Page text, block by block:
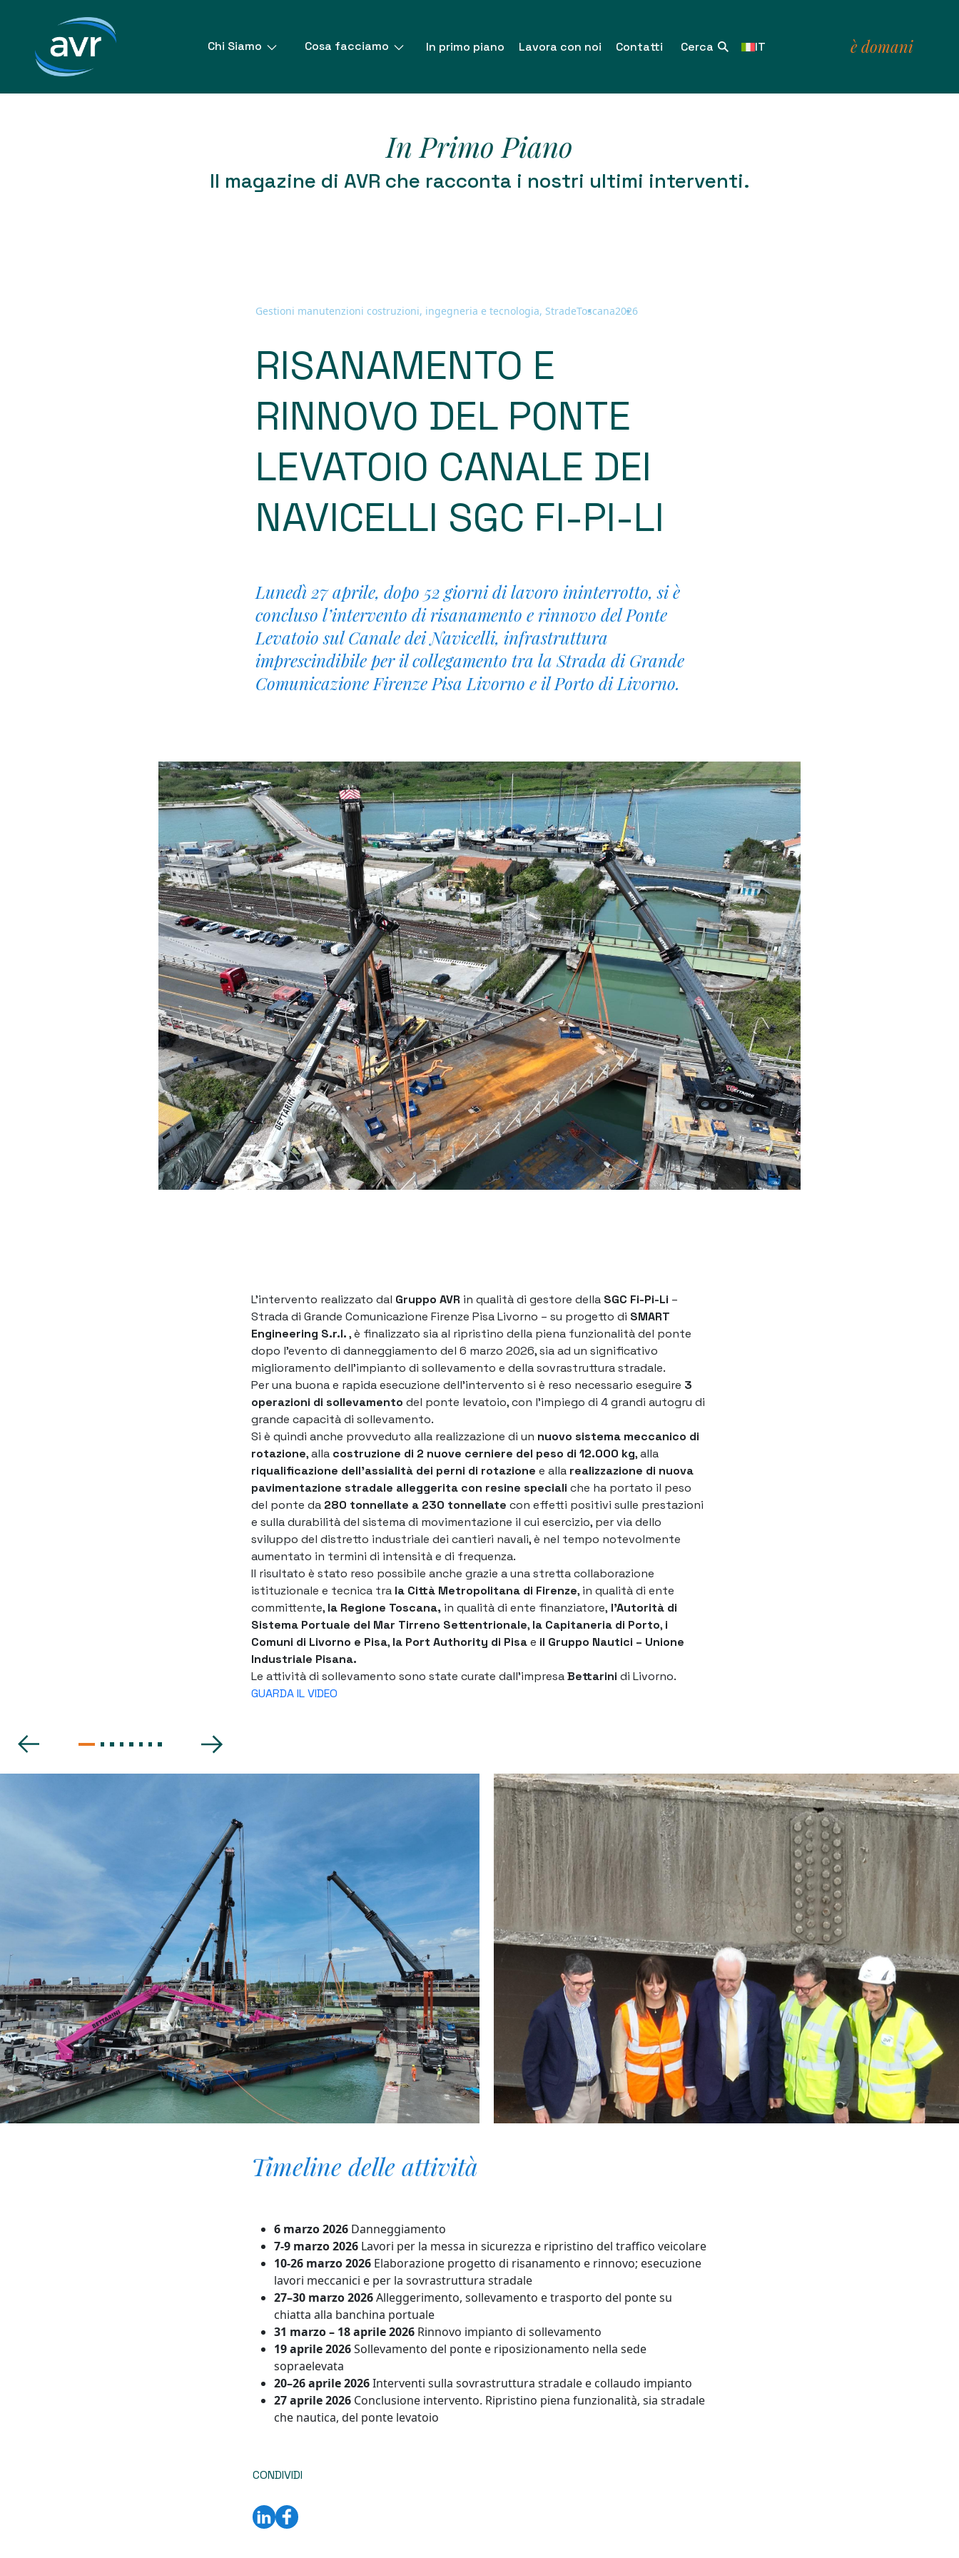
contenuto
Chi Siamo Cosa facciamo In primo piano Lavora con noi Contatti IT è domani
In Primo Piano
Il magazine di AVR che racconta i nostri ultimi interventi.
Gestioni manutenzioni costruzioni, ingegneria e tecnologia, StradeToscana2026
RISANAMENTO E
RINNOVO DEL PONTE
LEVATOIO CANALE DEI
NAVICELLI SGC FI-PI-LI
Lunedì 27 aprile, dopo 52 giorni di lavoro ininterrotto, si è
concluso l’intervento di risanamento e rinnovo del Ponte
Levatoio sul Canale dei Navicelli, infrastruttura
imprescindibile per il collegamento tra la Strada di Grande
Comunicazione Firenze Pisa Livorno e il Porto di Livorno.
L’intervento realizzato dal Gruppo AVR in qualità di gestore della SGC Fi-Pi-Li –
Strada di Grande Comunicazione Firenze Pisa Livorno – su progetto di SMART
Engineering S.r.l., è finalizzato sia al ripristino della piena funzionalità del ponte
dopo l’evento di danneggiamento del 6 marzo 2026, sia ad un significativo
miglioramento dell’impianto di sollevamento e della sovrastruttura stradale.
Per una buona e rapida esecuzione dell’intervento si è reso necessario eseguire 3
operazioni di sollevamento del ponte levatoio, con l’impiego di 4 grandi autogru di
grande capacità di sollevamento.
Si è quindi anche provveduto alla realizzazione di un nuovo sistema meccanico di
rotazione, alla costruzione di 2 nuove cerniere del peso di 12.000 kg, alla
riqualificazione dell’assialità dei perni di rotazione e alla realizzazione di nuova
pavimentazione stradale alleggerita con resine speciali che ha portato il peso
del ponte da 280 tonnellate a 230 tonnellate con effetti positivi sulle prestazioni
e sulla durabilità del sistema di movimentazione il cui esercizio, per via dello
sviluppo del distretto industriale dei cantieri navali, è nel tempo notevolmente
aumentato in termini di intensità e di frequenza.
Il risultato è stato reso possibile anche grazie a una stretta collaborazione
istituzionale e tecnica tra la Città Metropolitana di Firenze, in qualità di ente
committente, la Regione Toscana, in qualità di ente finanziatore, l’Autorità di
Sistema Portuale del Mar Tirreno Settentrionale, la Capitaneria di Porto, i
Comuni di Livorno e Pisa, la Port Authority di Pisae il Gruppo Nautici – Unione
Industriale Pisana.
Le attività di sollevamento sono state curate dall’impresaBettarini di Livorno.
GUARDA IL VIDEO
Timeline delle attività
6 marzo 2026 Danneggiamento
7-9 marzo 2026 Lavori per la messa in sicurezza e ripristino del traffico veicolare
10-26 marzo 2026 Elaborazione progetto di risanamento e rinnovo; esecuzione
lavori meccanici e per la sovrastruttura stradale
27–30 marzo 2026Alleggerimento, sollevamento e trasporto del ponte su
chiatta alla banchina portuale
31 marzo – 18 aprile 2026 Rinnovo impianto di sollevamento
19 aprile 2026Sollevamento del ponte e riposizionamento nella sede
sopraelevata
20–26 aprile 2026Interventi sulla sovrastruttura stradale e collaudo impianto
27 aprile 2026 Conclusione intervento. Ripristino piena funzionalità, sia stradale
che nautica, del ponte levatoio
CONDIVIDI